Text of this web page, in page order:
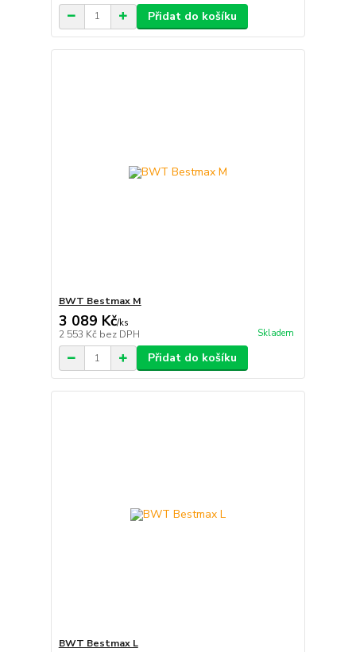
Přidat do košíku
BWT Bestmax M
3 089 Kč/ks
2 553 Kč bez DPH Skladem
Přidat do košíku
BWT Bestmax L